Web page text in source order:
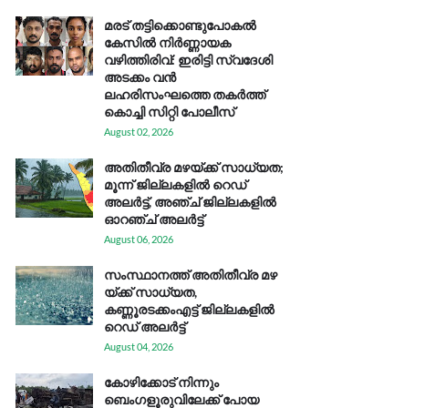
മരട് തട്ടിക്കൊണ്ടുപോകൽ
കേസിൽ നിർണ്ണായക
വഴിത്തിരിവ്: ഇരിട്ടി സ്വദേശി
അടക്കം വൻ
ലഹരിസംഘത്തെ തകർത്ത്
കൊച്ചി സിറ്റി പോലീസ്
August 02, 2026
അതിതീവ്ര മഴയ്ക്ക് സാധ്യത;
മൂന്ന് ജില്ലകളിൽ റെഡ്
അലർട്ട്, അഞ്ച് ജില്ലകളിൽ
ഓറഞ്ച് അലർട്ട്
August 06, 2026
സം​സ്ഥാ​ന​ത്ത് അ​തി​തീ​വ്ര മ​ഴ​
യ്ക്ക് സാ​ധ്യ​ത,
കണ്ണൂരടക്കംഎ​ട്ട് ജി​ല്ല​ക​ളി​ൽ
റെ​ഡ് അ​ലർ​ട്ട്
August 04, 2026
കോഴിക്കോട് നിന്നും
ബെംഗളൂരുവിലേക്ക് പോയ